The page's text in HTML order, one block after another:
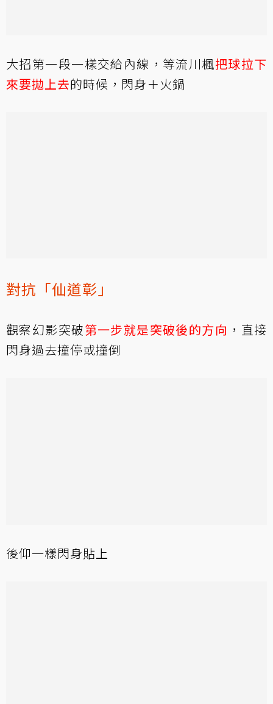
大招第一段一樣交給內線，等流川楓把球拉下
來要拋上去的時候，閃身＋火鍋
對抗「仙道彰」
觀察幻影突破第一步就是突破後的方向 ，直接
閃身過去撞停或撞倒
後仰一樣閃身貼上